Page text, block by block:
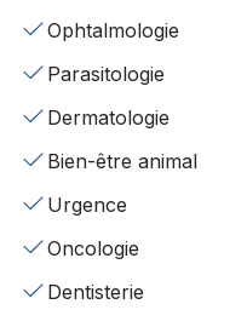
Ophtalmologie
Parasitologie
Dermatologie
Bien-être animal
Urgence
Oncologie
Dentisterie